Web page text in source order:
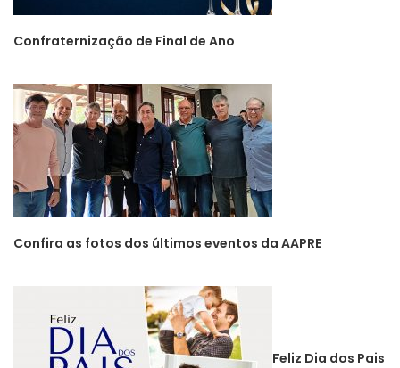
Confraternização de Final de Ano
Confira as fotos dos últimos eventos da AAPRE
Feliz Dia dos Pais